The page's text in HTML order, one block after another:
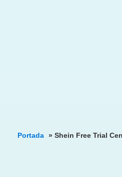
Portada » Shein Free Trial